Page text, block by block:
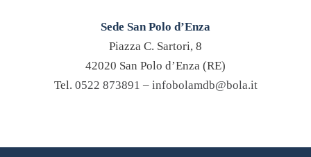
Sede San Polo d’Enza
Piazza C. Sartori, 8
42020 San Polo d’Enza (RE)
Tel. 0522 873891 – infobolamdb@bola.it